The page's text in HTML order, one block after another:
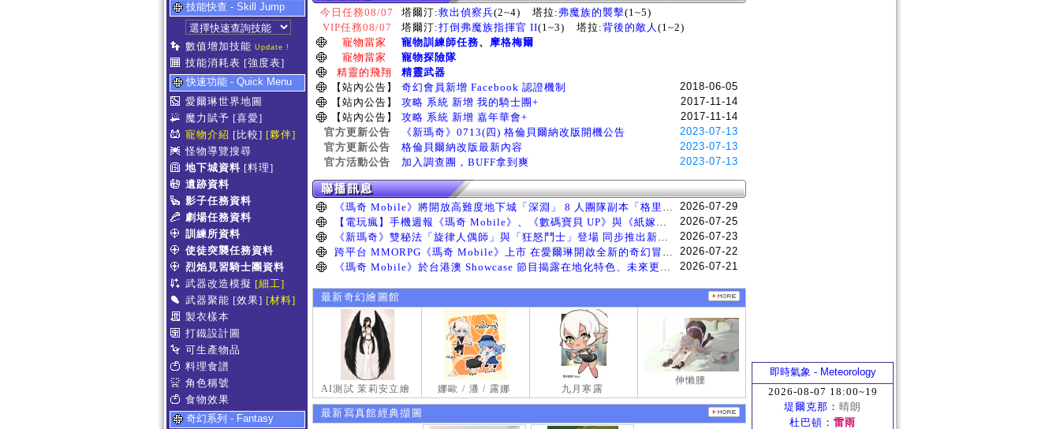
技能快查 - Skill Jump
數值增加技能 Update !
技能消耗表 [強度表]
快速功能 - Quick Menu
愛爾琳世界地圖
魔力賦予 [喜愛]
寵物介紹 [比較] [夥伴]
怪物導覽搜尋
地下城資料 [料理]
遺跡資料
影子任務資料
劇場任務資料
訓練所資料
使徒突襲任務資料
烈焰見習騎士團資料
武器改造模擬 [細工]
武器聚能 [效果] [材料]
製衣樣本
打鐵設計圖
可生產物品
料理食譜
角色稱號
食物效果
奇幻系列 - Fantasy
今日任務08/07 塔爾汀:救出偵察兵(2~4) 塔拉: 弗魔族的襲擊(1~5)
VIP任務08/07
塔爾汀:打倒弗魔族指揮官 II(1~3) 塔拉:背後的敵人 (1~2)
寵物當家
寵物訓練師任務、 摩格梅爾
寵物當家
寵物探險隊
精靈的飛翔
精靈武器
【站內公告】
奇幻會員新增 Facebook 認證機制
2018-06-05
【站內公告】
攻略 系統 新增 我的騎士團+
2017-11-14
【站內公告】
攻略 系統 新增 嘉年華會+
2017-11-14
官方更新公告
《新瑪奇》0713(四) 格倫貝爾納改版開機公告
2023-07-13
官方更新公告
格倫貝爾納改版最新內容
2023-07-13
官方活動公告
加入調查團，BUFF拿到爽 2023-07-13
《瑪奇 Mobile》將開放高難度地下城「深淵」 8 人團隊副本「格里斯貝恩」將於 8 月 5 日登場
2026-07-29
【電玩瘋】手機週報《瑪奇 Mobile》、《數碼寶貝 UP》與《紙嫁衣 9 羅浮夢》等遊戲
2026-07-25
《新瑪奇》雙秘法「旋律人偶師」與「狂怒鬥士」登場 同步推出新系統「神秘工坊」
2026-07-23
跨平台 MMORPG《瑪奇 Mobile》上市 在愛爾琳開啟全新的奇幻冒險生活
2026-07-22
《瑪奇 Mobile》於台港澳 Showcase 節目揭露在地化特色、未來更新計畫等內容 首次公開台灣動畫
2026-07-21
最新奇幻繪圖館
AI測試 茉莉安立繪 娜歐 / 潘 / 露娜 九月寒露
伸懶腰
最新寫真館經典擷圖
即時氣象 - Meteorology
2026-08-07 18:00~19
堤爾克那 ： 晴朗
杜巴頓 ： 雷雨